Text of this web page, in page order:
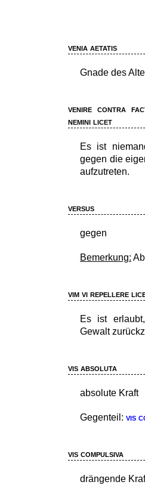
venia aetatis
Gnade des
venire contra
nemini licet
Es ist
gegen die
aufzutreten.
versus
gegen
Bemerkung:
vim vi repellere
Es ist
Gewalt
vis absoluta
absolute Kraft
Gegenteil: vis
vis compulsiva
drängende